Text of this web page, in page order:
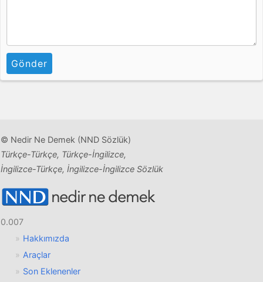
Gönder
© Nedir Ne Demek (NND Sözlük)
Türkçe-Türkçe, Türkçe-İngilizce,
İngilizce-Türkçe, İngilizce-İngilizce Sözlük
0.007
Hakkımızda
Araçlar
Son Eklenenler